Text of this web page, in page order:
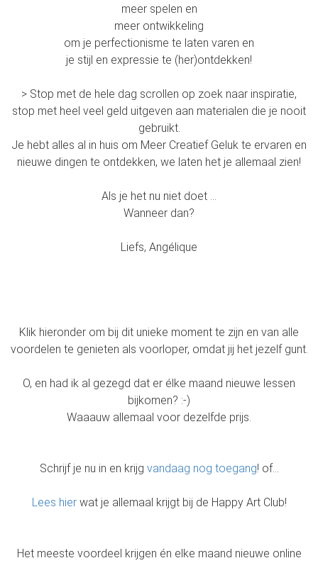
meer spelen en
meer ontwikkeling
om je perfectionisme te laten varen en
je stijl en expressie te (her)ontdekken!
> Stop met de hele dag scrollen op zoek naar inspiratie,
stop met heel veel geld uitgeven aan materialen die je nooit
gebruikt.
Je hebt alles al in huis om Meer Creatief Geluk te ervaren en
nieuwe dingen te ontdekken, we laten het je allemaal zien!
Als je het nu niet doet …
Wanneer dan?
Liefs, Angélique
Klik hieronder om bij dit unieke moment te zijn en van alle
voordelen te genieten als voorloper, omdat jij het jezelf gunt.
O, en had ik al gezegd dat er élke maand nieuwe lessen
bijkomen? :-)
Waaauw allemaal voor dezelfde prijs.
Schrijf je nu in en krijg vandaag nog toegang! of...
Lees hier wat je allemaal krijgt bij de Happy Art Club!
Het meeste voordeel krijgen én elke maand nieuwe online